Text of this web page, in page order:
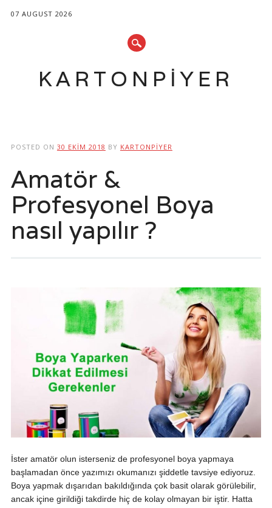
07 AUGUST 2026
KARTONPIYER
POSTED ON 30 EKIM 2018 BY KARTONPIYER
Amatör &
Profesyonel Boya
nasıl yapılır ?
İster amatör olun isterseniz de profesyonel boya yapmaya
başlamadan önce yazımızı okumanızı şiddetle tavsiye ediyoruz.
Boya yapmak dışarıdan bakıldığında çok basit olarak görülebilir,
ancak içine girildiği takdirde hiç de kolay olmayan bir iştir. Hatta